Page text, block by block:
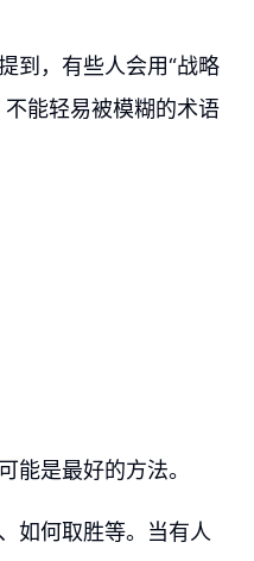
到，有些人会用“战略
能轻易被模糊的术语
能是最好的方法。
如何取胜等。当有人